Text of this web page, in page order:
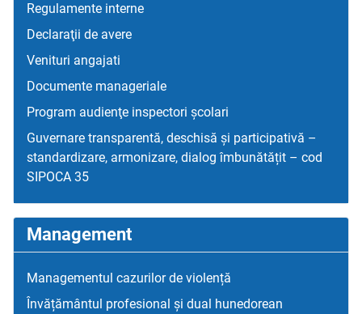
Regulamente interne
Declaraţii de avere
Venituri angajati
Documente manageriale
Program audienţe inspectori școlari
Guvernare transparentă, deschisă și participativă –
standardizare, armonizare, dialog îmbunătățit – cod
SIPOCA 35
Management
Managementul cazurilor de violență
Învățământul profesional și dual hunedorean